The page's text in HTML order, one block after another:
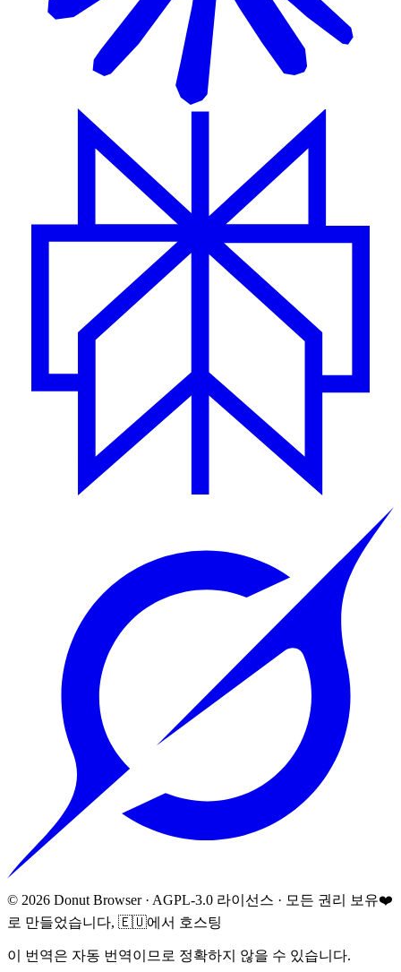
© 2026 Donut Browser· AGPL-3.0 라이선스 · 모든 권리 보유❤️
로 만들었습니다, 🇪🇺에서 호스팅
이 번역은 자동 번역이므로 정확하지 않을 수 있습니다.